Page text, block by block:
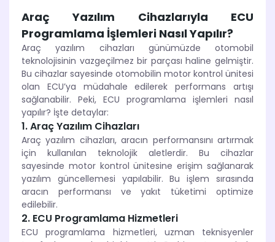
Araç Yazılım Cihazlarıyla ECU
Programlama İşlemleri Nasıl Yapılır?
Araç yazılım cihazları günümüzde otomobil
teknolojisinin vazgeçilmez bir parçası haline gelmiştir.
Bu cihazlar sayesinde otomobilin motor kontrol ünitesi
olan ECU’ya müdahale edilerek performans artışı
sağlanabilir. Peki, ECU programlama işlemleri nasıl
yapılır? İşte detaylar:
1. Araç Yazılım Cihazları
Araç yazılım cihazları, aracın performansını artırmak
için kullanılan teknolojik aletlerdir. Bu cihazlar
sayesinde motor kontrol ünitesine erişim sağlanarak
yazılım güncellemesi yapılabilir. Bu işlem sırasında
aracın performansı ve yakıt tüketimi optimize
edilebilir.
2. ECU Programlama Hizmetleri
ECU programlama hizmetleri, uzman teknisyenler